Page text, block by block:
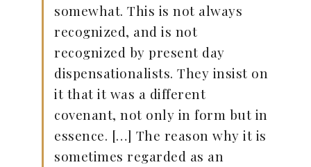
somewhat. This is not always
recognized, and is not
recognized by present day
dispensationalists. They insist on
it that it was a different
covenant, not only in form but in
essence. […] The reason why it is
sometimes regarded as an